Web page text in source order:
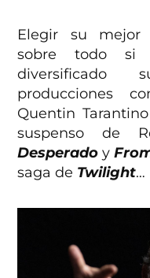
Elegir su mejor
sobre todo si
diversificado
producciones
Quentin
suspenso de
Desperado y
saga de Twilight…